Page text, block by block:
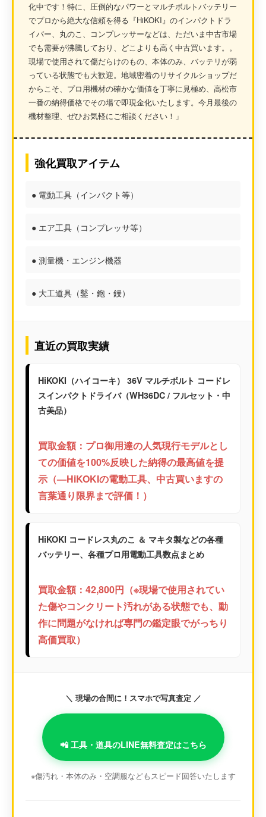
化中です！特に、圧倒的なパワーとマルチボルトバッテリー
でプロから絶大な信頼を得る『HiKOKI』のインパクトドラ
イバー、丸のこ、コンプレッサーなどは、ただいま中古市場
でも需要が沸騰しており、どこよりも高く 中古買います。 。
現場で使用されて傷だらけのもの、本体のみ、バッテリが弱
っている状態でも大歓迎。地域密着のリサイクルショップだ
からこそ、プロ用機材の確かな価値を丁寧に見極め、 高松市
一番の納得価格でその場で即現金化いたします。今月最後の
機材整理、ぜひお気軽にご相談ください！」
強化買取アイテム
● 電動工具（インパクト等）
● エア工具（コンプレッサ等）
● 測量機・エンジン機器
● 大工道具（鑿・鉋・鏝）
直近の買取実績
HiKOKI（ハイコーキ） 36V マルチボルト コードレ
スインパクトドライバ（WH36DC / フルセット・中
古美品）
買取金額：プロ御用達の人気現行モデルとし
ての価値を100%反映した納得の最高値を提
示（—HiKOKIの電動工具、中古買いますの
言葉通り限界まで評価！）
HiKOKI コードレス丸のこ ＆ マキタ製などの各種
バッテリー、各種プロ用電動工具数点まとめ
買取金額：42,800円（※現場で使用されてい
た傷やコンクリート汚れがある状態でも、動
作に問題がなければ専門の鑑定眼でがっちり
高価買取）
＼ 現場の合間に！スマホで写真査定 ／
📲 工具・道具のLINE無料査定はこちら
※傷汚れ・本体のみ・空調服などもスピード回答いたします